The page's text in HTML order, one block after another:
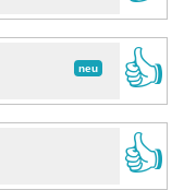
neu
👍
👍